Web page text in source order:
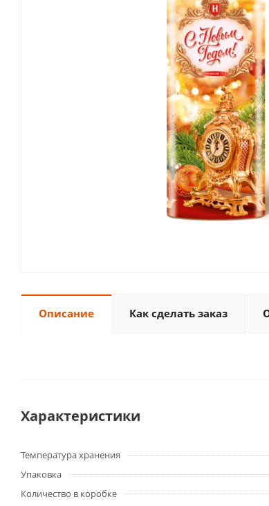
Описание Как сделать заказ
Характеристики
Температура хранения
Упаковка
Количество в коробке